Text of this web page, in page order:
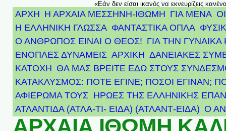
«Εάν δεν είσαι ικανός να εκνευρίζεις
ΑΡΧΗ Η ΑΡΧΑΙΑ ΜΕΣΣΗΝΗ-ΙΘΩΜΗ ΓΙΑ ΜΕΝΑ
Η ΕΛΛΗΝΙΚΗ ΓΛΩΣΣΑ ΦΑΝΤΑΣΤΙΚΑ ΟΠΛΑ
Ο ΑΝΘΡΩΠΟΣ ΕΙΝΑΙ Ο ΘΕΟΣ! ΓΙΑ ΤΗΝ ΓΥΝΑΙΚΑ
ΕΝΟΠΛΕΣ ΔΥΝΑΜΕΙΣ ΑΡΧΙΚΉ ΔΑΝΕΙΑΚΕΣ
ΚΑΤΟΧΗ ΘΑ ΜΑΣ ΒΡΕΙΤΕ ΕΔΩ ΣΤΟΥΣ
ΚΑΤΑΚΛΥΣΜΟΣ: ΠΟΤΕ ΕΓΙΝΕ; ΠΟΣΟΙ ΕΓΙΝΑΝ;
ΑΦΙΈΡΩΜΑ ΤΟΥΣ ΉΡΩΕΣ ΤΗΣ ΕΛΛΗΝΙΚΉΣ
ΑΤΛΑΝΤΊΔΑ (ΑΤΛΑ-ΤΙ- ΕΙΔΑ) (ΑΤΛΑΝΤ-ΕΙΔΑ) Ο